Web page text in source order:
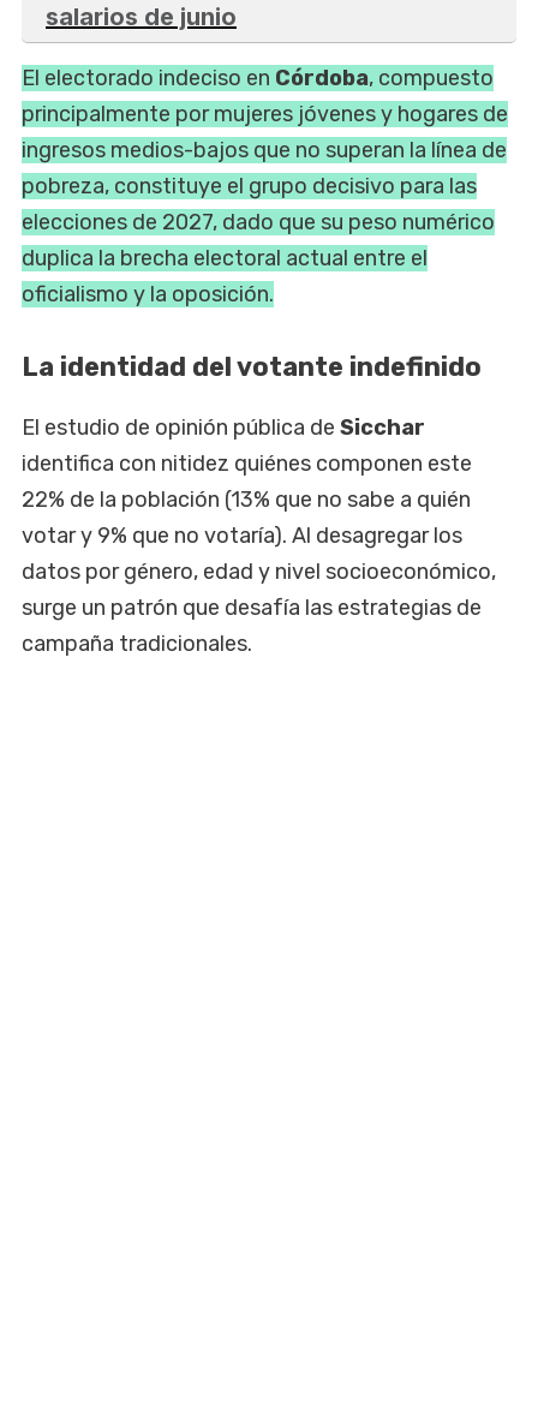
salarios de junio
El electorado indeciso en Córdoba, compuesto
principalmente por mujeres jóvenes y hogares de
ingresos medios-bajos que no superan la línea de
pobreza, constituye el grupo decisivo para las
elecciones de 2027, dado que su peso numérico
duplica la brecha electoral actual entre el
oficialismo y la oposición.
La identidad del votante indefinido
El estudio de opinión pública de Sicchar
identifica con nitidez quiénes componen este
22% de la población (13% que no sabe a quién
votar y 9% que no votaría). Al desagregar los
datos por género, edad y nivel socioeconómico,
surge un patrón que desafía las estrategias de
campaña tradicionales.